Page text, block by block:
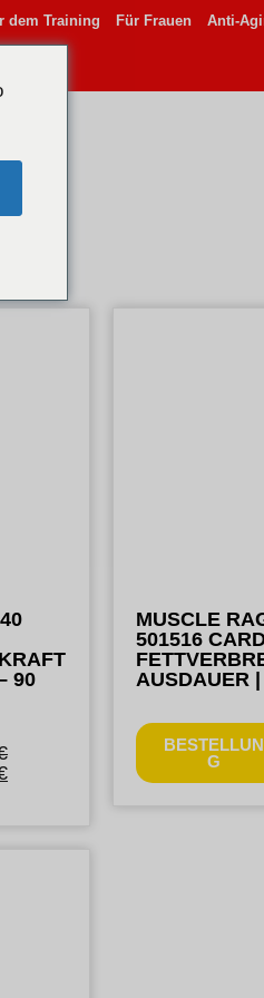
dem Training Für Frauen
Anti-
90
MUSCLE
501516
AUSDAUER
BESTELLUN
G